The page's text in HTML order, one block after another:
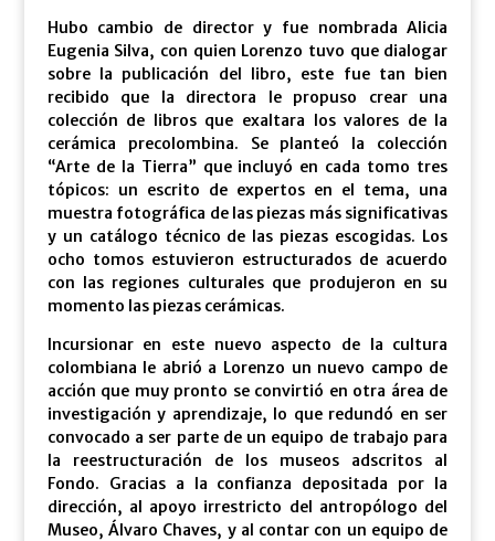
Hubo cambio de director y fue nombrada Alicia
Eugenia Silva, con quien Lorenzo tuvo que dialogar
sobre la publicación del libro, este fue tan bien
recibido que la directora le propuso crear una
colección de libros que exaltara los valores de la
cerámica precolombina. Se planteó la colección
“Arte de la Tierra” que incluyó en cada tomo tres
tópicos: un escrito de expertos en el tema, una
muestra fotográfica de las piezas más significativas
y un catálogo técnico de las piezas escogidas. Los
ocho tomos estuvieron estructurados de acuerdo
con las regiones culturales que produjeron en su
momento las piezas cerámicas.
Incursionar en este nuevo aspecto de la cultura
colombiana le abrió a Lorenzo un nuevo campo de
acción que muy pronto se convirtió en otra área de
investigación y aprendizaje, lo que redundó en ser
convocado a ser parte de un equipo de trabajo para
la reestructuración de los museos adscritos al
Fondo. Gracias a la confianza depositada por la
dirección, al apoyo irrestricto del antropólogo del
Museo, Álvaro Chaves, y al contar con un equipo de